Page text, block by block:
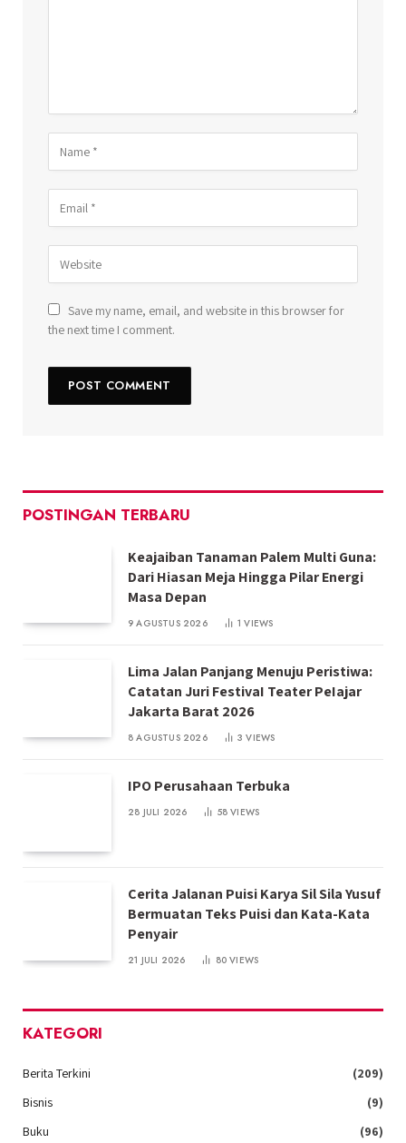
Save my name, email, and website in this browser for
the next time I comment.
POSTINGAN TERBARU
Keajaiban Tanaman Palem Multi Guna:
Dari Hiasan Meja Hingga Pilar Energi
Masa Depan
9 AGUSTUS 2026 1VIEWS
Lima Jalan Panjang Menuju Peristiwa:
Catatan Juri FestivaI Teater PeIajar
Jakarta Barat 2026
8 AGUSTUS 2026 3VIEWS
IPO Perusahaan Terbuka
28 JULI 2026 58VIEWS
Cerita Jalanan Puisi Karya Sil Sila Yusuf
Bermuatan Teks Puisi dan Kata-Kata
Penyair
21 JULI 2026 80VIEWS
KATEGORI
Berita Terkini
(209)
Bisnis
(9)
Buku
(96)